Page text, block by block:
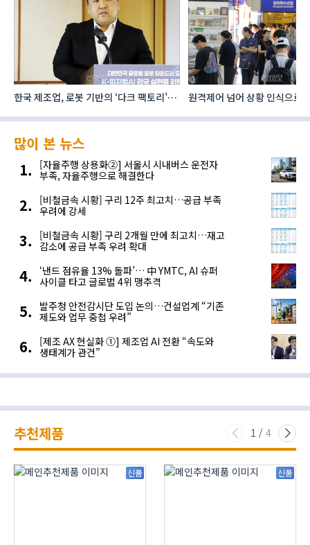
한국 제조업, 로봇 기반의 ‘다크 팩토리’로
원격제어 넘어 상황 인식으로,
많이 본 뉴스
[자율주행 상용화②] 서울시 시내버스 운전자
부족, 자율주행으로 해결한다
[비철금속 시황] 구리 12주 최고치…공급 부족
우려에 강세
[비철금속 시황] 구리 2개월 만에 최고치…재고
감소에 공급 부족 우려 확대
‘낸드 점유율 13% 돌파’… 中 YMTC, AI 슈퍼
사이클 타고 글로벌 4위 맹추격
발주청 안전감시단 도입 논의…건설업계 “기존
제도와 업무 중첩 우려”
[제조 AX 현실화 ①] 제조업 AI 전환 “속도와
생태계가 관건”
추천제품 1 / 4
신품 신품